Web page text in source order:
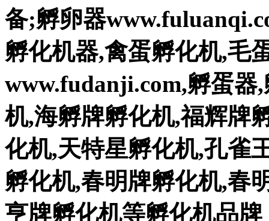
备;孵卵器
孵化机器,禽蛋孵化机,毛
www.fudanji.com,孵蛋器
机,海孵牌孵化机,福辉牌
化机,天特星孵化机,孔雀
孵化机,春明牌孵化机,春
亨牌孵化机等孵化机品牌